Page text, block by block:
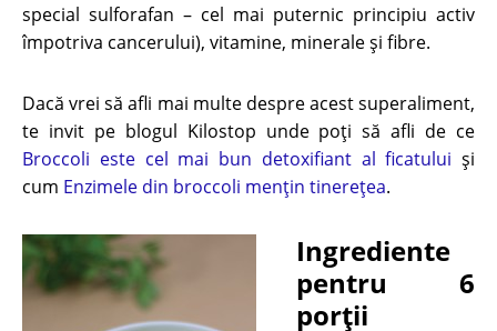
special sulforafan – cel mai puternic principiu activ
împotriva cancerului), vitamine, minerale și fibre.
Dacă vrei să afli mai multe despre acest superaliment,
te invit pe blogul Kilostop unde poți să afli de ce
Broccoli este cel mai bun detoxifiant al ficatului și
cum Enzimele din broccoli mențin tinerețea.
Ingrediente
pentru 6
porții